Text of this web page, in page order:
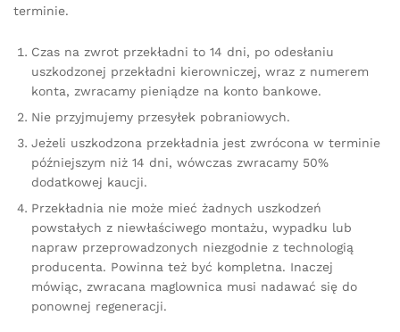
terminie.
Czas na zwrot przekładni to 14 dni, po odesłaniu
uszkodzonej przekładni kierowniczej, wraz z numerem
konta, zwracamy pieniądze na konto bankowe.
Nie przyjmujemy przesyłek pobraniowych.
Jeżeli uszkodzona przekładnia jest zwrócona w terminie
późniejszym niż 14 dni, wówczas zwracamy 50%
dodatkowej kaucji.
Przekładnia nie może mieć żadnych uszkodzeń
powstałych z niewłaściwego montażu, wypadku lub
napraw przeprowadzonych niezgodnie z technologią
producenta. Powinna też być kompletna. Inaczej
mówiąc, zwracana maglownica musi nadawać się do
ponownej regeneracji.